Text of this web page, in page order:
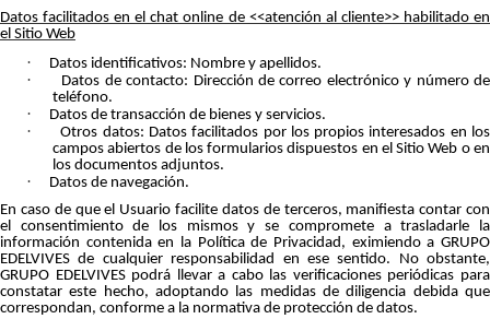
Datos facilitados en el chat online de <<atención al cliente>> habilitado en
el Sitio Web
· Datos identificativos: Nombre y apellidos.
·
Datos de contacto: Dirección de correo electrónico y número de
teléfono.
· Datos de transacción de bienes y servicios.
·
Otros datos: Datos facilitados por los propios interesados en los
campos abiertos de los formularios dispuestos en el Sitio Web o en
los documentos adjuntos.
·
Datos de navegación.
En caso de que el Usuario facilite datos de terceros, manifiesta contar con
el consentimiento de los mismos y se compromete a trasladarle la
información contenida en la Política de Privacidad, eximiendo a GRUPO
EDELVIVES de cualquier responsabilidad en ese sentido. No obstante,
GRUPO EDELVIVES podrá llevar a cabo las verificaciones periódicas para
constatar este hecho, adoptando las medidas de diligencia debida que
correspondan, conforme a la normativa de protección de datos.